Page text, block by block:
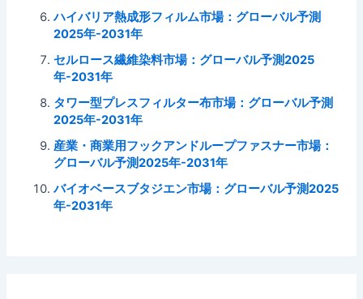
ハイバリア熱成形フィルム市場：グローバル予測
2025年-2031年
セルロース繊維染料市場：グローバル予測2025
年-2031年
タワー型プレスフィルター布市場：グローバル予測
2025年-2031年
産業・商業用フックアンドループファスナー市場：
グローバル予測2025年-2031年
バイオベースブタジエン市場：グローバル予測2025
年-2031年